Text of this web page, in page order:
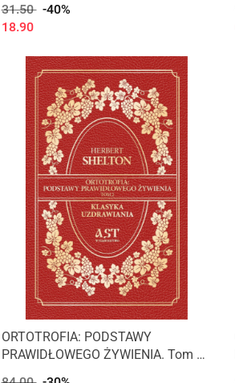
31.50
-40%
18.90
ORTOTROFIA: PODSTAWY
PRAWIDŁOWEGO ŻYWIENIA. Tom 2,